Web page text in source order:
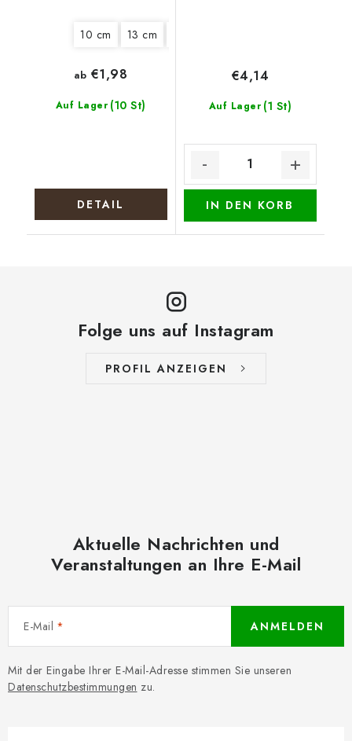
10 cm 13 cm
Auf Lager (10 St)
ab €1,98
DETAIL
Auf Lager (1 St)
€4,14
IN DEN KORB
Folge uns auf Instagram
PROFIL ANZEIGEN
Aktuelle Nachrichten und
Veranstaltungen an Ihre E-Mail
E-Mail
Mit der Eingabe Ihrer E-Mail-Adresse stimmen Sie unseren
Datenschutzbestimmungen zu.
ANMELDEN